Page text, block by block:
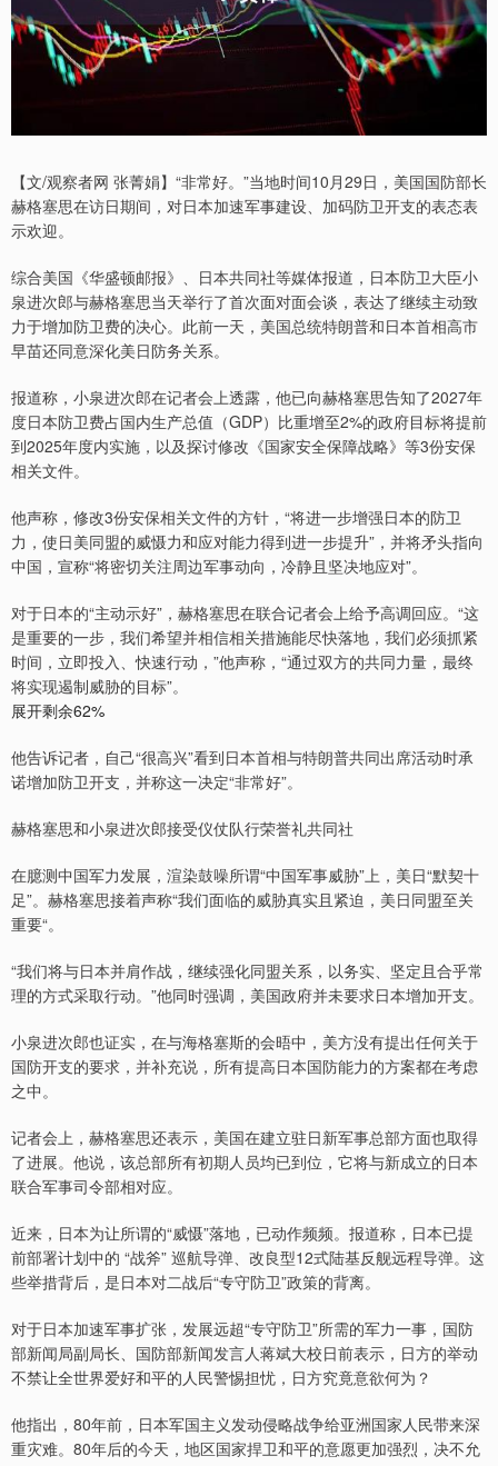
【文/观察者网 张菁娟】“非常好。”当地时间10月29日，美国国防部长
赫格塞思在访日期间，对日本加速军事建设、加码防卫开支的表态表
示欢迎。
综合美国《华盛顿邮报》、日本共同社等媒体报道，日本防卫大臣小
泉进次郎与赫格塞思当天举行了首次面对面会谈，表达了继续主动致
力于增加防卫费的决心。此前一天，美国总统特朗普和日本首相高市
早苗还同意深化美日防务关系。
报道称，小泉进次郎在记者会上透露，他已向赫格塞思告知了2027年
度日本防卫费占国内生产总值（GDP）比重增至2%的政府目标将提前
到2025年度内实施，以及探讨修改《国家安全保障战略》等3份安保
相关文件。
他声称，修改3份安保相关文件的方针，“将进一步增强日本的防卫
力，使日美同盟的威慑力和应对能力得到进一步提升”，并将矛头指向
中国，宣称“将密切关注周边军事动向，冷静且坚决地应对”。
对于日本的“主动示好”，赫格塞思在联合记者会上给予高调回应。“这
是重要的一步，我们希望并相信相关措施能尽快落地，我们必须抓紧
时间，立即投入、快速行动，”他声称，“通过双方的共同力量，最终
将实现遏制威胁的目标”。
展开剩余62%
他告诉记者，自己“很高兴”看到日本首相与特朗普共同出席活动时承
诺增加防卫开支，并称这一决定“非常好”。
赫格塞思和小泉进次郎接受仪仗队行荣誉礼共同社
在臆测中国军力发展，渲染鼓噪所谓“中国军事威胁”上，美日“默契十
足”。赫格塞思接着声称“我们面临的威胁真实且紧迫，美日同盟至关
重要“。
“我们将与日本并肩作战，继续强化同盟关系，以务实、坚定且合乎常
理的方式采取行动。”他同时强调，美国政府并未要求日本增加开支。
小泉进次郎也证实，在与海格塞斯的会晤中，美方没有提出任何关于
国防开支的要求，并补充说，所有提高日本国防能力的方案都在考虑
之中。
记者会上，赫格塞思还表示，美国在建立驻日新军事总部方面也取得
了进展。他说，该总部所有初期人员均已到位，它将与新成立的日本
联合军事司令部相对应。
近来，日本为让所谓的“威慑”落地，已动作频频。报道称，日本已提
前部署计划中的 “战斧” 巡航导弹、改良型12式陆基反舰远程导弹。这
些举措背后，是日本对二战后“专守防卫”政策的背离。
对于日本加速军事扩张，发展远超“专守防卫”所需的军力一事，国防
部新闻局副局长、国防部新闻发言人蒋斌大校日前表示，日方的举动
不禁让全世界爱好和平的人民警惕担忧，日方究竟意欲何为？
他指出，80年前，日本军国主义发动侵略战争给亚洲国家人民带来深
重灾难。80年后的今天，地区国家捍卫和平的意愿更加强烈，决不允